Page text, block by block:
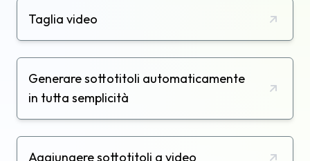
Taglia video
Generare sottotitoli automaticamente
in tutta semplicità
Aggiungere sottotitoli a video